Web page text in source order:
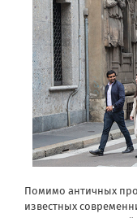
Помимо античных
известных